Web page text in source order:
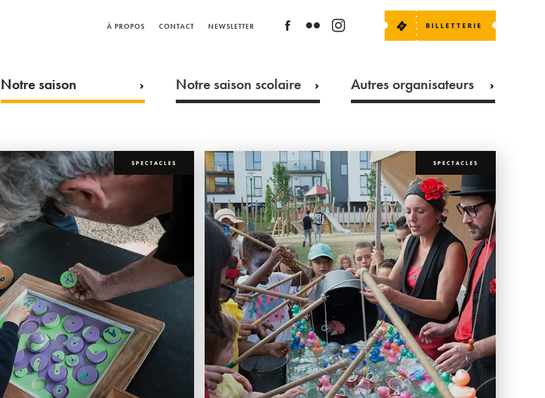
À PROPOS CONTACT NEWSLETTER
Notre saison Notre saison scolaire Autres organisateurs
SPECTACLES SPECTACLES